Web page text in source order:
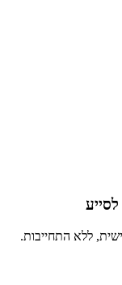
ללא התחייבות.